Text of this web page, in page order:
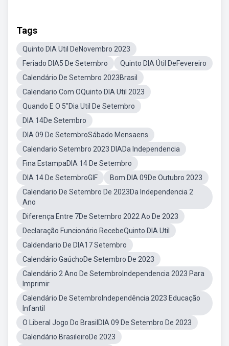
Tags
Quinto DIA Util DeNovembro 2023
Feriado DIA5 De Setembro
Quinto DIA Útil DeFevereiro
Calendário De Setembro 2023Brasil
Calendario Com OQuinto DIA Util 2023
Quando E O 5"Dia Util De Setembro
DIA 14De Setembro
DIA 09 De SetembroSábado Mensaens
Calendario Setembro 2023 DIADa Independencia
Fina EstampaDIA 14 De Setembro
DIA 14 De SetembroGIF
Bom DIA 09De Outubro 2023
Calendario De Setembro De 2023Da Independencia 2
Ano
Diferença Entre 7De Setembro 2022 Ao De 2023
Declaração Funcionário RecebeQuinto DIA Util
Caldendario De DIA17 Setembro
Calendário GaúchoDe Setembro De 2023
Calendário 2 Ano De SetembroIndependencia 2023 Para
Imprimir
Calendário De SetembroIndependência 2023 Educação
Infantil
O Liberal Jogo Do BrasilDIA 09 De Setembro De 2023
Calendário BrasileiroDe 2023